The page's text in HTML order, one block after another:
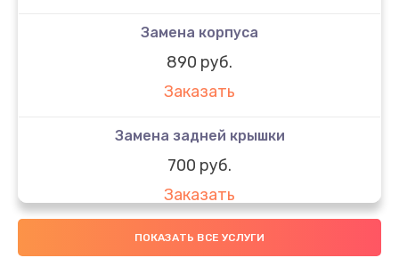
Замена корпуса
890 руб.
Заказать
Замена задней крышки
700 руб.
Заказать
Комплексная чистка
ПОКАЗАТЬ ВСЕ УСЛУГИ